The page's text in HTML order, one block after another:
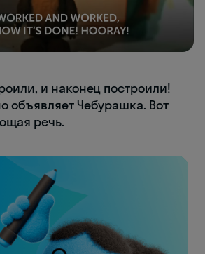
и наконец построили!
объявляет Чебурашка. Вот
речь.